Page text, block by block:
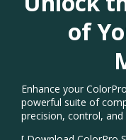
Unlock
of
Enhance your
powerful suite of